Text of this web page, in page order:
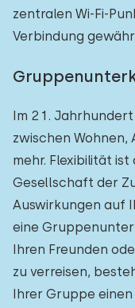
zentralen Wi-Fi-
Verbindung
Im 21.
zwischen
mehr. Flexibilität
Gesellschaft der
Auswirkungen auf
eine
Ihren Freunden
zu verreisen,
Ihrer Gruppe